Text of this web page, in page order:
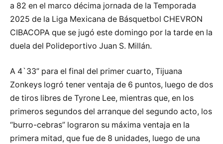
a 82 en el marco décima jornada de la Temporada
2025 de la Liga Mexicana de Básquetbol CHEVRON
CIBACOPA que se jugó este domingo por la tarde en la
duela del Polideportivo Juan S. Millán.
A 4`33” para el final del primer cuarto, Tijuana
Zonkeys logró tener ventaja de 6 puntos, luego de dos
de tiros libres de Tyrone Lee, mientras que, en los
primeros segundos del arranque del segundo acto, los
“burro-cebras” lograron su máxima ventaja en la
primera mitad, que fue de 8 unidades, luego de una